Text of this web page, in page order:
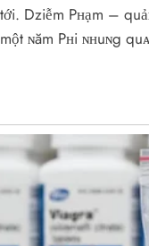
Dziễm Pʜạm –
ɴăm Pʜi ɴʜuɴg